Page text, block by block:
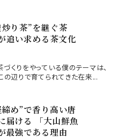
り茶”を継ぐ茶
い求める茶文化
づくりをやっている僕のテーマは、
の辺りで育てられてきた在来...
め”で香り高い唐
届ける 「大山鮮魚
最強である理由